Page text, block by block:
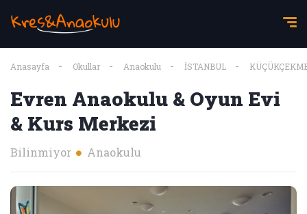
Anasayfa Okullar Anaokulu İSTANBUL
Evren Anaokulu & Oyun Evi
& Kurs Merkezi
Bilinmiyor Anaokulu